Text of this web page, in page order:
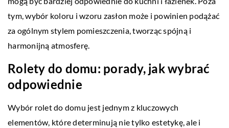
tym, wybór koloru i wzoru zasłon może i powinien podążać
za ogólnym stylem pomieszczenia, tworząc spójną i
harmonijną atmosferę.
Rolety do domu: porady, jak wybrać
odpowiednie
Wybór rolet do domu jest jednym z kluczowych
elementów, które determinują nie tylko estetykę, ale i